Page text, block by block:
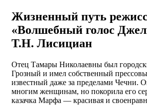
Жизненный путь
«Волшебный голос
Т.Н. Лисициан
Отец Тамары Николаевны был
Грозный и имел собственный
известный даже за пределами Чечни.
многим женщинам, но покорила его
казачка Марфа — красивая и